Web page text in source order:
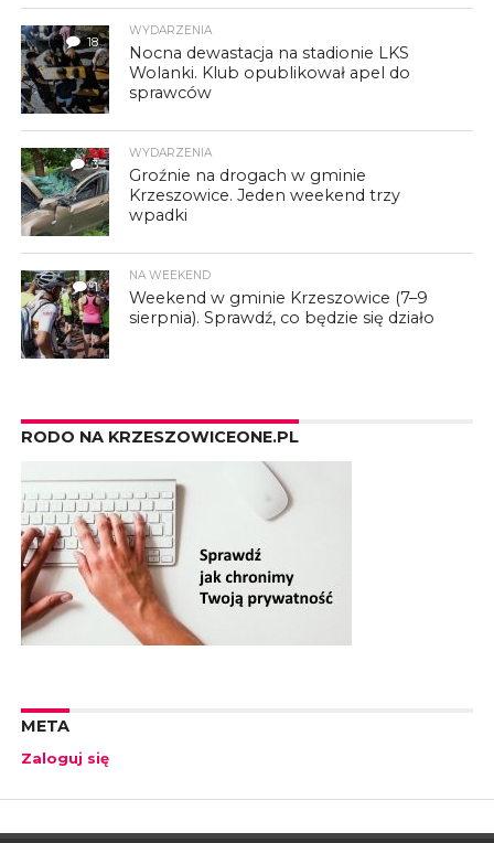
18
WYDARZENIA
Nocna dewastacja na stadionie LKS
Wolanki. Klub opublikował apel do
sprawców
3
WYDARZENIA
Groźnie na drogach w gminie
Krzeszowice. Jeden weekend trzy
wpadki
1
NA WEEKEND
Weekend w gminie Krzeszowice (7–9
sierpnia). Sprawdź, co będzie się działo
RODO NA KRZESZOWICEONE.PL
META
Zaloguj się